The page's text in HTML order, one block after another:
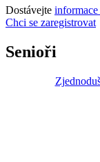
Dostávejte informace
Chci se zaregistrovat
Senioři